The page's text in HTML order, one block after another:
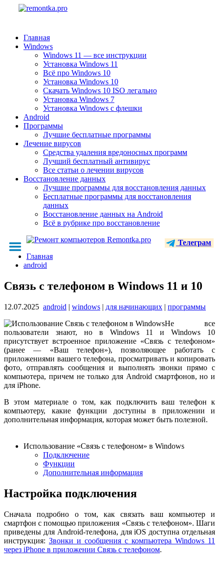
Главная
Windows
Windows 11 — все инструкции
Установка Windows 11
Всё про Windows 10
Установка Windows 10
Скачать Windows 10 ISO легально
Установка Windows 7
Установка Windows с флешки
Android
Программы
Лучшие бесплатные программы
Лечение вирусов
Средства удаления вредоносных программ
Лучший бесплатный антивирус
Все статьи о лечении вирусов
Восстановление данных
Лучшие программы для восстановления данных
Бесплатные программы для восстановления
данных
Восстановление данных на Android
Всё в рубрике про восстановление
Телеграм
Главная
android
Связь с телефоном в Windows 11 и 10
12.07.2025 android | windows | для начинающих | программы
Не все
пользователи знают, но в Windows 11 и Windows 10
присутствует встроенное приложение «Связь с телефоном»
(ранее — «Ваш телефон»), позволяющее работать с
приложениями вашего телефона, просматривать и копировать
фото, отправлять сообщения и выполнять звонки прямо с
компьютера, причем не только для Android смартфонов, но и
для iPhone.
В этом материале о том, как подключить ваш телефон к
компьютеру, какие функции доступны в приложении и
дополнительная информация, которая может быть полезной.
Использование «Связь с телефоном» в Windows
Подключение
Функции
Дополнительная информация
Настройка подключения
Сначала подробно о том, как связать ваш компьютер и
смартфон с помощью приложения «Связь с телефоном». Шаги
приведены для Android-телефона, для iOS доступна отдельная
инструкция: Звонки и сообщения с компьютера Windows 11
через iPhone в приложении Связь с телефоном.